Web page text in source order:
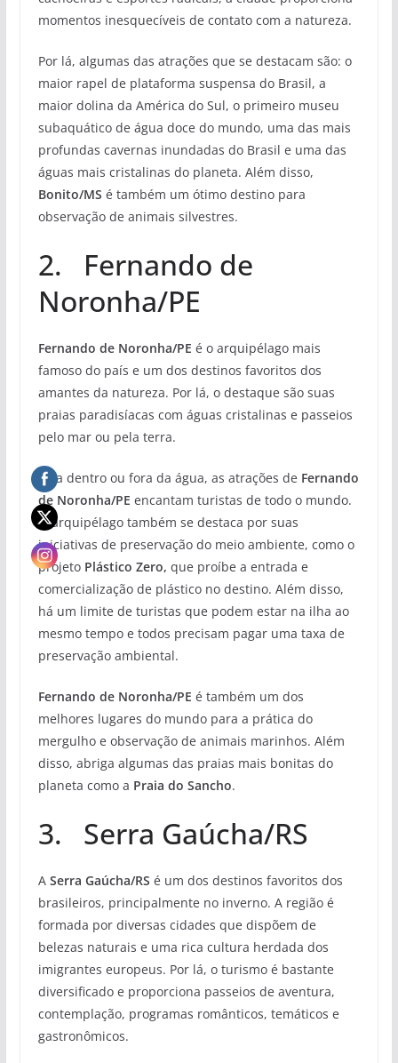
momentos inesquecíveis de contato com a natureza.
Por lá, algumas das atrações que se destacam são: o
maior rapel de plataforma suspensa do Brasil, a
maior dolina da América do Sul, o primeiro museu
subaquático de água doce do mundo, uma das mais
profundas cavernas inundadas do Brasil e uma das
águas mais cristalinas do planeta. Além disso,
Bonito/MS é também um ótimo destino para
observação de animais silvestres.
2. Fernando de
Noronha/PE
Fernando de Noronha/PE é o arquipélago mais
famoso do país e um dos destinos favoritos dos
amantes da natureza. Por lá, o destaque são suas
praias paradisíacas com águas cristalinas e passeios
pelo mar ou pela terra.
Seja dentro ou fora da água, as atrações de Fernando
de Noronha/PE encantam turistas de todo o mundo.
O arquipélago também se destaca por suas
iniciativas de preservação do meio ambiente, como o
projeto Plástico Zero, que proíbe a entrada e
comercialização de plástico no destino. Além disso,
há um limite de turistas que podem estar na ilha ao
mesmo tempo e todos precisam pagar uma taxa de
preservação ambiental.
Fernando de Noronha/PE é também um dos
melhores lugares do mundo para a prática do
mergulho e observação de animais marinhos. Além
disso, abriga algumas das praias mais bonitas do
planeta como a Praia do Sancho.
3. Serra Gaúcha/RS
A Serra Gaúcha/RS é um dos destinos favoritos dos
brasileiros, principalmente no inverno. A região é
formada por diversas cidades que dispõem de
belezas naturais e uma rica cultura herdada dos
imigrantes europeus. Por lá, o turismo é bastante
diversificado e proporciona passeios de aventura,
contemplação, programas românticos, temáticos e
gastronômicos.